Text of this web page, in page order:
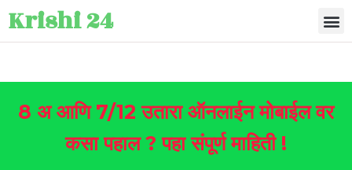
Krishi 24
8 अ आणि 7/12 उतारा ऑनलाईन मोबाईल वर
कसा पहाल ? पहा संपूर्ण माहिती !